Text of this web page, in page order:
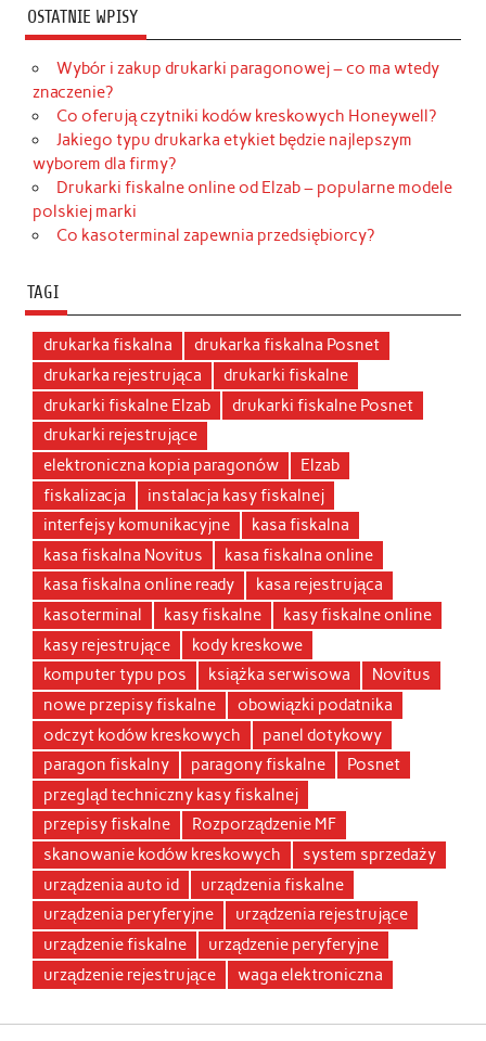
OSTATNIE WPISY
Wybór i zakup drukarki paragonowej – co ma wtedy
znaczenie?
Co oferują czytniki kodów kreskowych Honeywell?
Jakiego typu drukarka etykiet będzie najlepszym
wyborem dla firmy?
Drukarki fiskalne online od Elzab – popularne modele
polskiej marki
Co kasoterminal zapewnia przedsiębiorcy?
TAGI
drukarka fiskalna
drukarka fiskalna Posnet
drukarka rejestrująca
drukarki fiskalne
drukarki fiskalne Elzab
drukarki fiskalne Posnet
drukarki rejestrujące
elektroniczna kopia paragonów
Elzab
fiskalizacja
instalacja kasy fiskalnej
interfejsy komunikacyjne
kasa fiskalna
kasa fiskalna Novitus
kasa fiskalna online
kasa fiskalna online ready
kasa rejestrująca
kasoterminal
kasy fiskalne
kasy fiskalne online
kasy rejestrujące
kody kreskowe
komputer typu pos
książka serwisowa
Novitus
nowe przepisy fiskalne
obowiązki podatnika
odczyt kodów kreskowych
panel dotykowy
paragon fiskalny
paragony fiskalne
Posnet
przegląd techniczny kasy fiskalnej
przepisy fiskalne
Rozporządzenie MF
skanowanie kodów kreskowych
system sprzedaży
urządzenia auto id
urządzenia fiskalne
urządzenia peryferyjne
urządzenia rejestrujące
urządzenie fiskalne
urządzenie peryferyjne
urządzenie rejestrujące
waga elektroniczna